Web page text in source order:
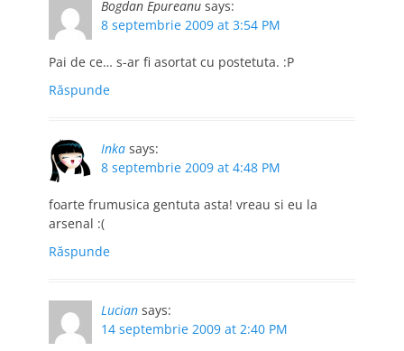
Bogdan Epureanu says:
8 septembrie 2009 at 3:54 PM
Pai de ce… s-ar fi asortat cu postetuta. :P
Răspunde
Inka says:
8 septembrie 2009 at 4:48 PM
foarte frumusica gentuta asta! vreau si eu la
arsenal :(
Răspunde
Lucian says:
14 septembrie 2009 at 2:40 PM